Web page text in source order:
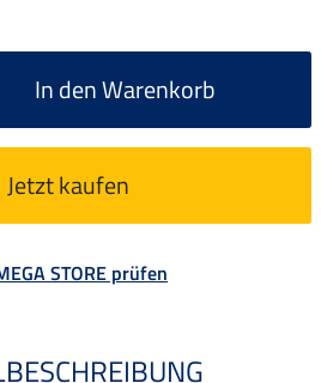
In den Warenkorb
Jetzt kaufen
STORE prüfen